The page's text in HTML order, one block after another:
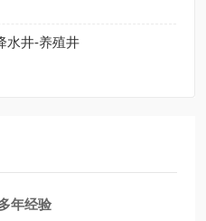
水井-养殖井
年经验